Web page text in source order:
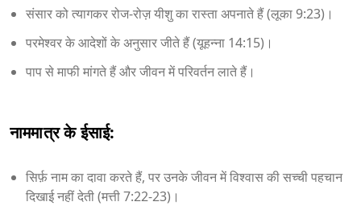
संसार को त्यागकर रोज‑रोज़ यीशु का रास्ता अपनाते हैं (लूका 9:23)।
परमेश्वर के आदेशों के अनुसार जीते हैं (यूहन्ना 14:15)।
पाप से माफी मांगते हैं और जीवन में परिवर्तन लाते हैं।
नाममात्र के ईसाई:
सिर्फ़ नाम का दावा करते हैं, पर उनके जीवन में विश्वास की सच्ची पहचान
दिखाई नहीं देती (मत्ती 7:22‑23)।